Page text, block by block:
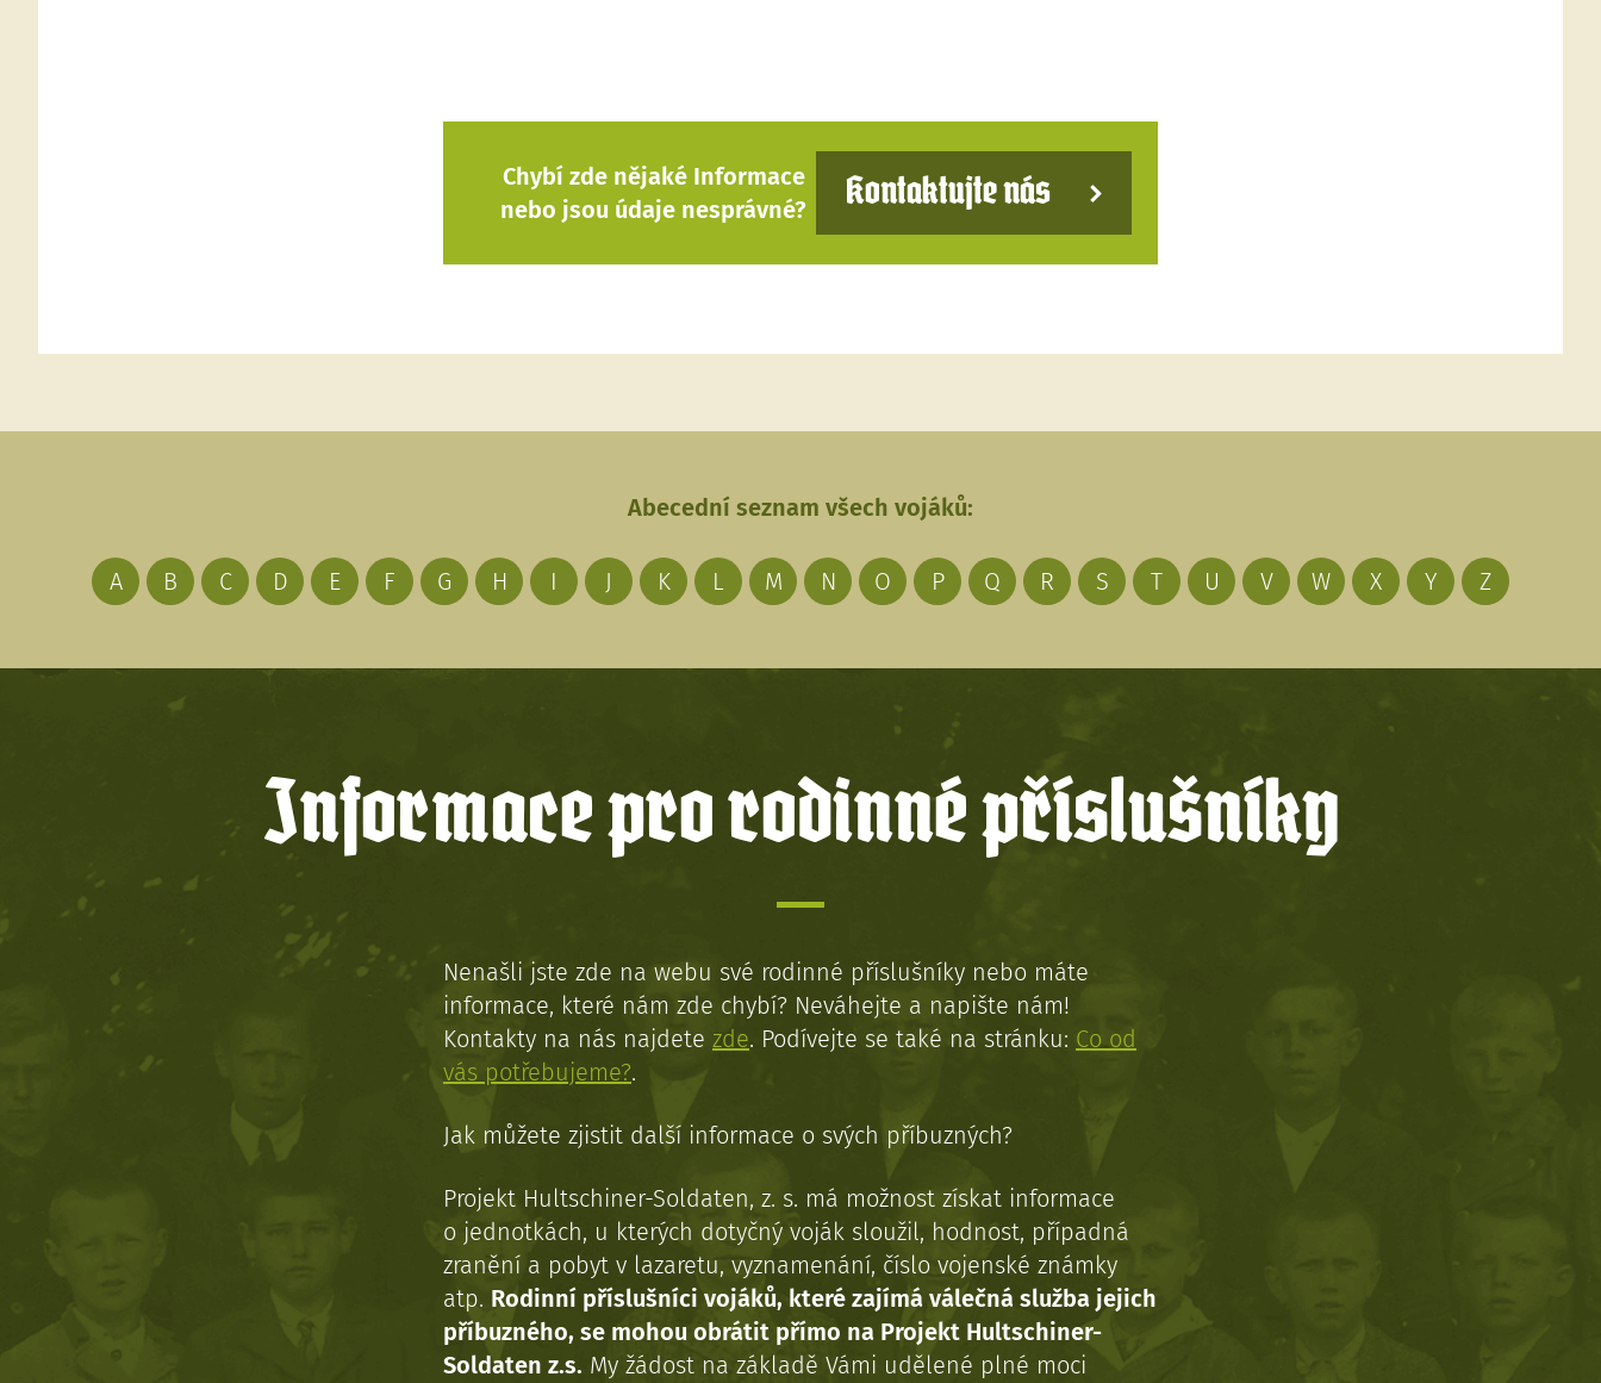
Chybí zde nějaké Informace
nebo jsou údaje nesprávné?
Kontaktujte nás
Abecední seznam všech vojáků:
A B C D E F G H I J K L M N O P Q R S T U V W X Y Z
Informace pro rodinné příslušníky
Nenašli jste zde na webu své rodinné příslušníky nebo máte
informace, které nám zde chybí? Neváhejte a napište nám!
Kontakty na nás najdete zde. Podívejte se také na stránku: Co od
vás potřebujeme?.
Jak můžete zjistit další informace o svých příbuzných?
Projekt Hultschiner-Soldaten, z. s. má možnost získat informace
o jednotkách, u kterých dotyčný voják sloužil, hodnost, případná
zranění a pobyt v lazaretu, vyznamenání, číslo vojenské známky
atp. Rodinní příslušníci vojáků, které zajímá válečná služba jejich
příbuzného, se mohou obrátit přímo na Projekt Hultschiner-
Soldaten z.s. My žádost na základě Vámi udělené plné moci